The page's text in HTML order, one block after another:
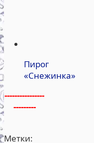
Пирог
«Снежинка»
----------------
---------
Метки: